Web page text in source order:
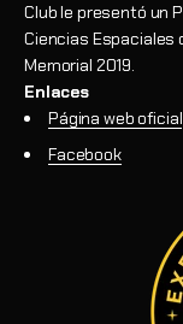
Club le presentó un
Ciencias Espaciales
Memorial 2019.
Enlaces
Página web oficial
Facebook